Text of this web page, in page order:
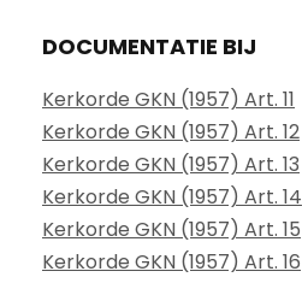
DOCUMENTATIE BIJ
Kerkorde GKN (1957) Art. 11
Kerkorde GKN (1957) Art. 12
Kerkorde GKN (1957) Art. 13
Kerkorde GKN (1957) Art. 14
Kerkorde GKN (1957) Art. 15
Kerkorde GKN (1957) Art. 16